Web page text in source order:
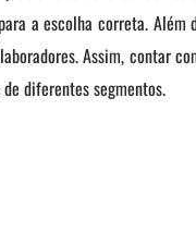
a escolha correta.
Assim, contar
diferentes segmentos.